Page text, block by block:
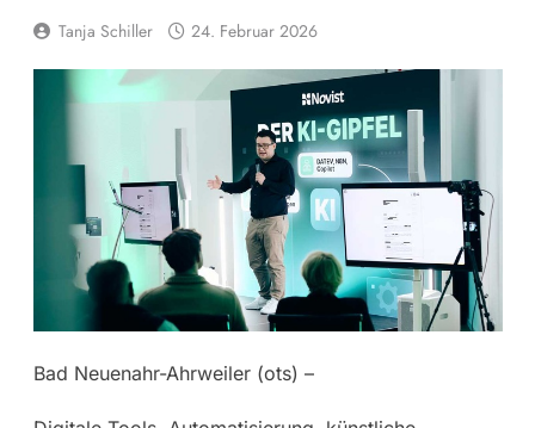
Tanja Schiller 24. Februar 2026
Bad Neuenahr-Ahrweiler (ots) –